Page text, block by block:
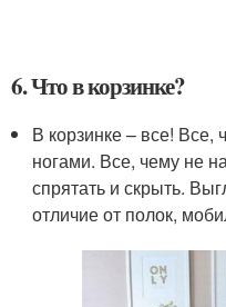
6. Что в корзинке?
В корзинке – все! Все,
ногами. Все, чему не
спрятать и скрыть.
отличие от полок,